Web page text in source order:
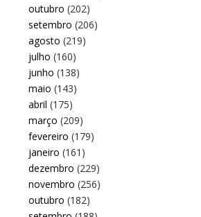
outubro (202)
setembro (206)
agosto (219)
julho (160)
junho (138)
maio (143)
abril (175)
março (209)
fevereiro (179)
janeiro (161)
dezembro (229)
novembro (256)
outubro (182)